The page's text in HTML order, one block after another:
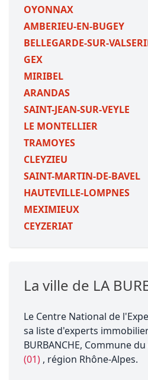
OYONNAX
AMBERIEU-EN-BUGEY
BELLEGARDE-SUR-
GEX
MIRIBEL
ARANDAS
SAINT-JEAN-SUR-VEYLE
LE MONTELLIER
TRAMOYES
CLEYZIEU
SAINT-MARTIN-DE-BAVEL
HAUTEVILLE-LOMPNES
MEXIMIEUX
CEYZERIAT
La ville de LA
Le Centre National de
sa liste d'experts
BURBANCHE, Commune
(01) , région Rhône-Alpes.